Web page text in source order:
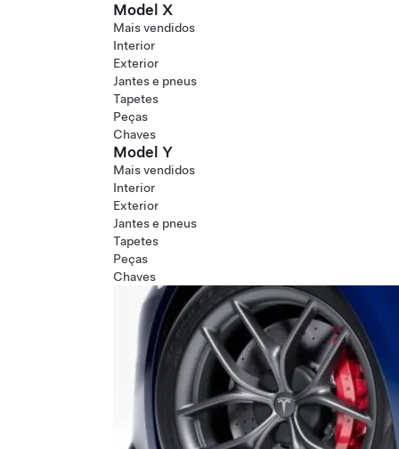
Model X
Mais vendidos
Interior
Exterior
Jantes e pneus
Tapetes
Peças
Chaves
Model Y
Mais vendidos
Interior
Exterior
Jantes e pneus
Tapetes
Peças
Chaves